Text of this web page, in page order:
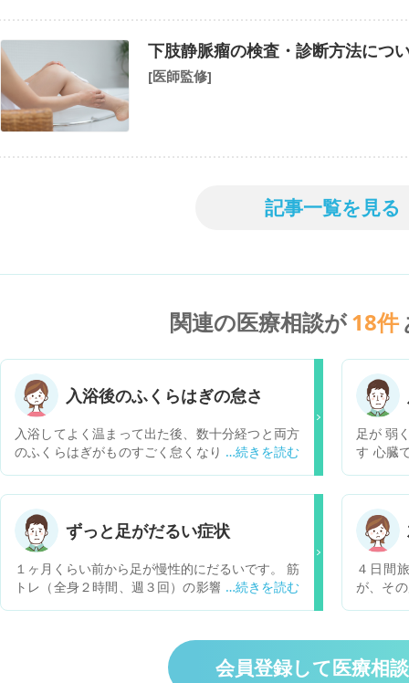
下肢静脈瘤の検査・診断方法につ
[医師監修]
記事一覧を見る
関連の医療相談が18件
入浴後のふくらはぎの怠さ
入浴してよく温まって出た後、数十分経つと両方
のふくらはぎがものすごく怠くなります。筋肉痛
何か対処法があったら教えてください。 関係ない
かもしれませんが、今習慣としてしてることは入
浴後、白湯を飲むこと位てす。
足が 弱
す 心臓
足の
てやら
スミマ
ずっと足がだるい症状
１ヶ月くらい前から足が慢性的にだるいです。 筋
トレ（全身２時間、週３回）の影響かと思いまし
いか。 逆に運動するようになって、血行がよく
なってるんでしょうか？ 個人的にはそのうち痛風
４日間
が、そ
から現
たまに
の浮腫
会員登録して医療相